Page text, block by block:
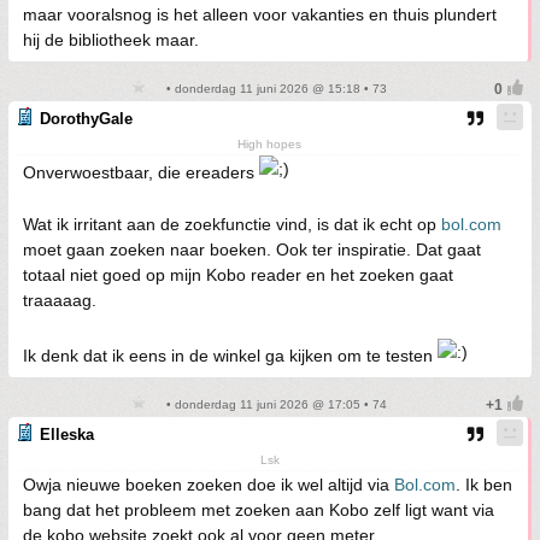
maar vooralsnog is het alleen voor vakanties en thuis plundert
hij de bibliotheek maar.
• donderdag 11 juni 2026 @ 15:18 • 73
DorothyGale
High hopes
Onverwoestbaar, die ereaders
Wat ik irritant aan de zoekfunctie vind, is dat ik echt op bol.com
moet gaan zoeken naar boeken. Ook ter inspiratie. Dat gaat
totaal niet goed op mijn Kobo reader en het zoeken gaat
traaaaag.
Ik denk dat ik eens in de winkel ga kijken om te testen
• donderdag 11 juni 2026 @ 17:05 • 74
Elleska
Lsk
Owja nieuwe boeken zoeken doe ik wel altijd via Bol.com . Ik ben
bang dat het probleem met zoeken aan Kobo zelf ligt want via
de kobo website zoekt ook al voor geen meter.